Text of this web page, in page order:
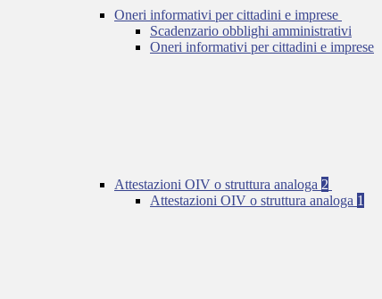
Oneri informativi per cittadini e imprese
Scadenzario obblighi amministrativi
Oneri informativi per cittadini e imprese
Attestazioni OIV o struttura analoga 2
Attestazioni OIV o struttura analoga 1